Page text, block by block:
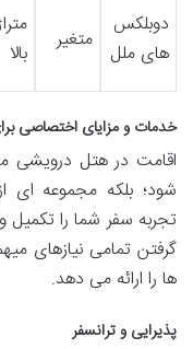
دوبلکس
های ملل
متغیر
بالا
خدمات و مزایای اختصاصی
اقامت در هتل درویشی
شود؛ بلکه مجموعه
تجربه سفر شما را تکمیل
گرفتن تمامی نیازهای
ها را ارائه می دهد.
پذیرایی و ترانسفر